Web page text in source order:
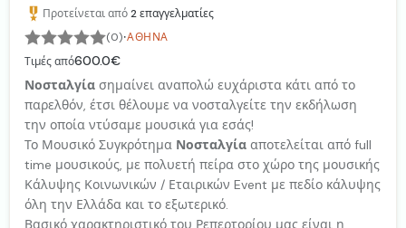
Προτείνεται από2επαγγελματίες
(0)·ΑΘΉΝΑ
Τιμές από600.0€
Νοσταλγία σημαίνει αναπολώ ευχάριστα κάτι από το
παρελθόν, έτσι θέλουμε να νοσταλγείτε την εκδήλωση
την οποία ντύσαμε μουσικά για εσάς!
Το Μουσικό Συγκρότημα Νοσταλγία αποτελείται από full
time μουσικούς, με πολυετή πείρα στο χώρο της μουσικής
Κάλυψης Κοινωνικών / Εταιρικών Event με πεδίο κάλυψης
όλη την Ελλάδα και το εξωτερικό.
Βασικό χαρακτηριστικό του Ρεπερτορίου μας είναι η